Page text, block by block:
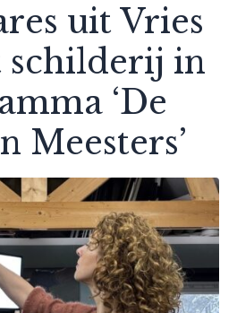
uit Vries
schilderij in
‘De
Meesters’